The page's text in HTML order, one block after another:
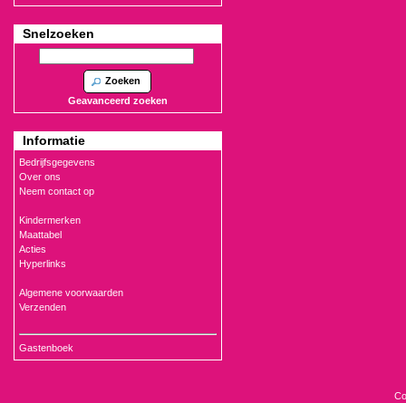
Snelzoeken
Zoeken
Geavanceerd zoeken
Informatie
Bedrijfsgegevens
Over ons
Neem contact op
Kindermerken
Maattabel
Acties
Hyperlinks
Algemene voorwaarden
Verzenden
Gastenboek